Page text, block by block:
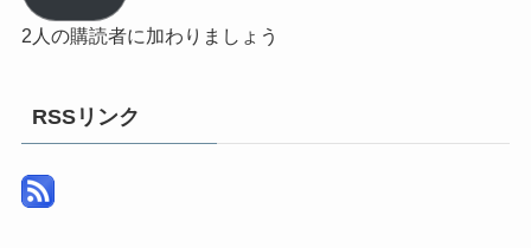
ア
ド
2人の購読者に加わりましょう
RSSリンク